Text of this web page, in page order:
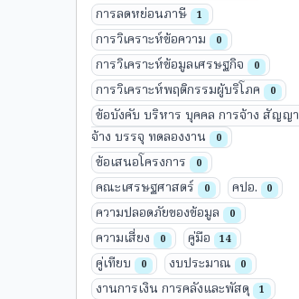
การลดหย่อนภาษี 1
การวิเคราะห์ข้อความ 0
การวิเคราะห์ข้อมูลเศรษฐกิจ 0
การวิเคราะห์พฤติกรรมผู้บริโภค 0
ข้อบังคับ บริหาร บุคคล การจ้าง สัญญา
จ้าง บรรจุ ทดลองงาน
0
ข้อเสนอโครงการ 0
คณะเศรษฐศาสตร์ 0 คปอ. 0
ความปลอดภัยของข้อมูล 0
ความเสี่ยง 0 คู่มือ 14
คู่เทียบ 0 งบประมาณ 0
งานการเงิน การคลังและพัสดุ 1